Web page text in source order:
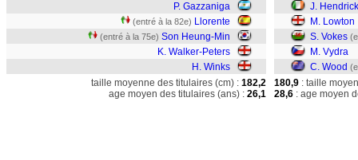
P. Gazzaniga
(entré à la 82e) Llorente
(entré à la 75e) Son Heung-Min
K. Walker-Peters
H. Winks
J. Hendrick
M. Lowton
S. Vokes
M. Vydra
C. Wood
taille moyenne des titulaires (cm) : 182,2
age moyen des titulaires (ans) : 26,1
180,9 : taille
28,6 : age moyen